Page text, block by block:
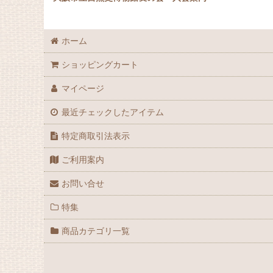
ホーム
ショッピングカート
マイページ
最近チェックしたアイテム
特定商取引法表示
ご利用案内
お問い合せ
特集
商品カテゴリ一覧